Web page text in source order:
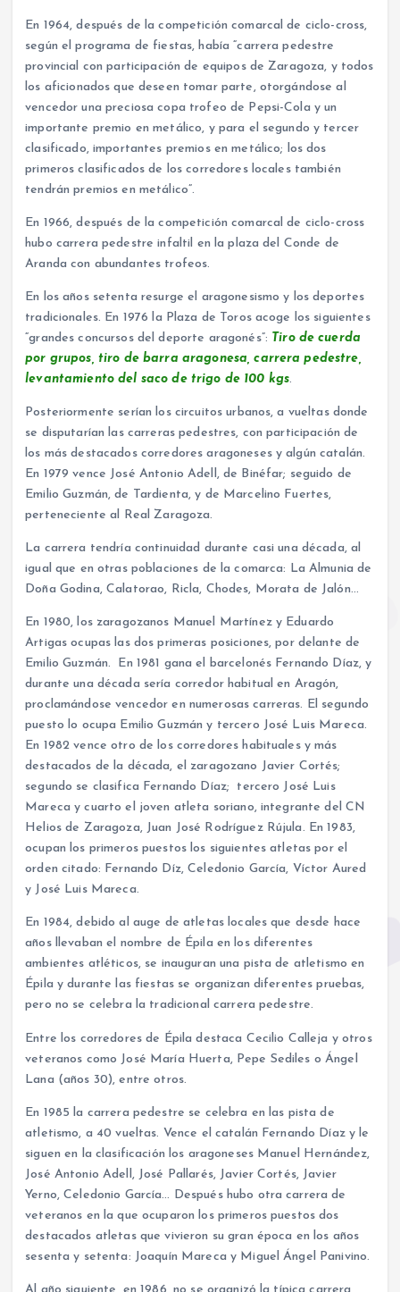
En 1964, después de la competición comarcal de ciclo-cross,
según el programa de fiestas, había “carrera pedestre
provincial con participación de equipos de Zaragoza, y todos
los aficionados que deseen tomar parte, otorgándose al
vencedor una preciosa copa trofeo de Pepsi-Cola y un
importante premio en metálico, y para el segundo y tercer
clasificado, importantes premios en metálico; los dos
primeros clasificados de los corredores locales también
tendrán premios en metálico”.
En 1966, después de la competición comarcal de ciclo-cross
hubo carrera pedestre infaltil en la plaza del Conde de
Aranda con abundantes trofeos.
En los años setenta resurge el aragonesismo y los deportes
tradicionales. En 1976 la Plaza de Toros acoge los siguientes
“grandes concursos del deporte aragonés”: Tiro de cuerda
por grupos, tiro de barra aragonesa, carrera pedestre,
levantamiento del saco de trigo de 100 kgs.
Posteriormente serían los circuitos urbanos, a vueltas donde
se disputarían las carreras pedestres, con participación de
los más destacados corredores aragoneses y algún catalán.
En 1979 vence José Antonio Adell, de Binéfar; seguido de
Emilio Guzmán, de Tardienta, y de Marcelino Fuertes,
perteneciente al Real Zaragoza.
La carrera tendría continuidad durante casi una década, al
igual que en otras poblaciones de la comarca: La Almunia de
Doña Godina, Calatorao, Ricla, Chodes, Morata de Jalón…
En 1980, los zaragozanos Manuel Martínez y Eduardo
Artigas ocupas las dos primeras posiciones, por delante de
Emilio Guzmán. En 1981 gana el barcelonés Fernando Díaz, y
durante una década sería corredor habitual en Aragón,
proclamándose vencedor en numerosas carreras. El segundo
puesto lo ocupa Emilio Guzmán y tercero José Luis Mareca.
En 1982 vence otro de los corredores habituales y más
destacados de la década, el zaragozano Javier Cortés;
segundo se clasifica Fernando Díaz; tercero José Luis
Mareca y cuarto el joven atleta soriano, integrante del CN
Helios de Zaragoza, Juan José Rodríguez Rújula. En 1983,
ocupan los primeros puestos los siguientes atletas por el
orden citado: Fernando Díz, Celedonio García, Víctor Aured
y José Luis Mareca.
En 1984, debido al auge de atletas locales que desde hace
años llevaban el nombre de Épila en los diferentes
ambientes atléticos, se inauguran una pista de atletismo en
Épila y durante las fiestas se organizan diferentes pruebas,
pero no se celebra la tradicional carrera pedestre.
Entre los corredores de Épila destaca Cecilio Calleja y otros
veteranos como José María Huerta, Pepe Sediles o Ángel
Lana (años 30), entre otros.
En 1985 la carrera pedestre se celebra en las pista de
atletismo, a 40 vueltas. Vence el catalán Fernando Díaz y le
siguen en la clasificación los aragoneses Manuel Hernández,
José Antonio Adell, José Pallarés, Javier Cortés, Javier
Yerno, Celedonio García… Después hubo otra carrera de
veteranos en la que ocuparon los primeros puestos dos
destacados atletas que vivieron su gran época en los años
sesenta y setenta: Joaquín Mareca y Miguel Ángel Panivino.